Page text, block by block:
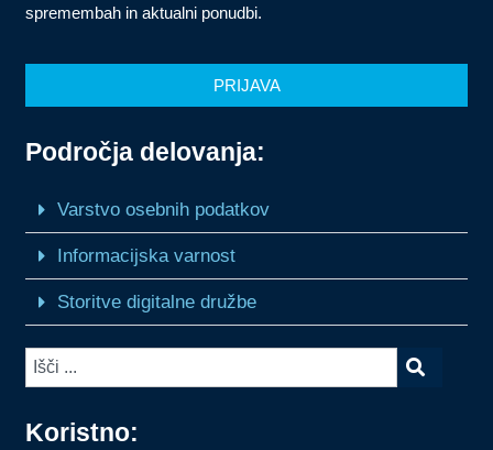
Koristno:
Področja delovanja:
Varstvo osebnih podatkov
Informacijska varnost
Storitve digitalne družbe
spremembah in aktualni ponudbi.
PRIJAVA